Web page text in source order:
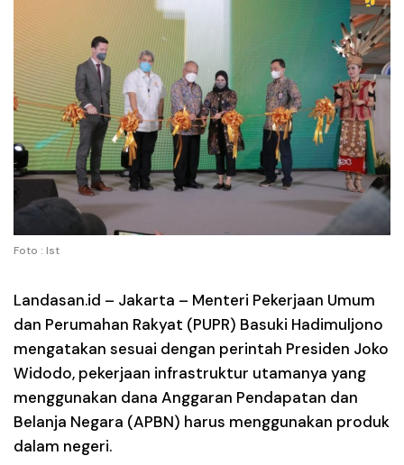
Foto : Ist
Landasan.id – Jakarta – Menteri Pekerjaan Umum
dan Perumahan Rakyat (PUPR) Basuki Hadimuljono
mengatakan sesuai dengan perintah Presiden Joko
Widodo, pekerjaan infrastruktur utamanya yang
menggunakan dana Anggaran Pendapatan dan
Belanja Negara (APBN) harus menggunakan produk
dalam negeri.